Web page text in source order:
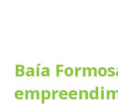
Baía